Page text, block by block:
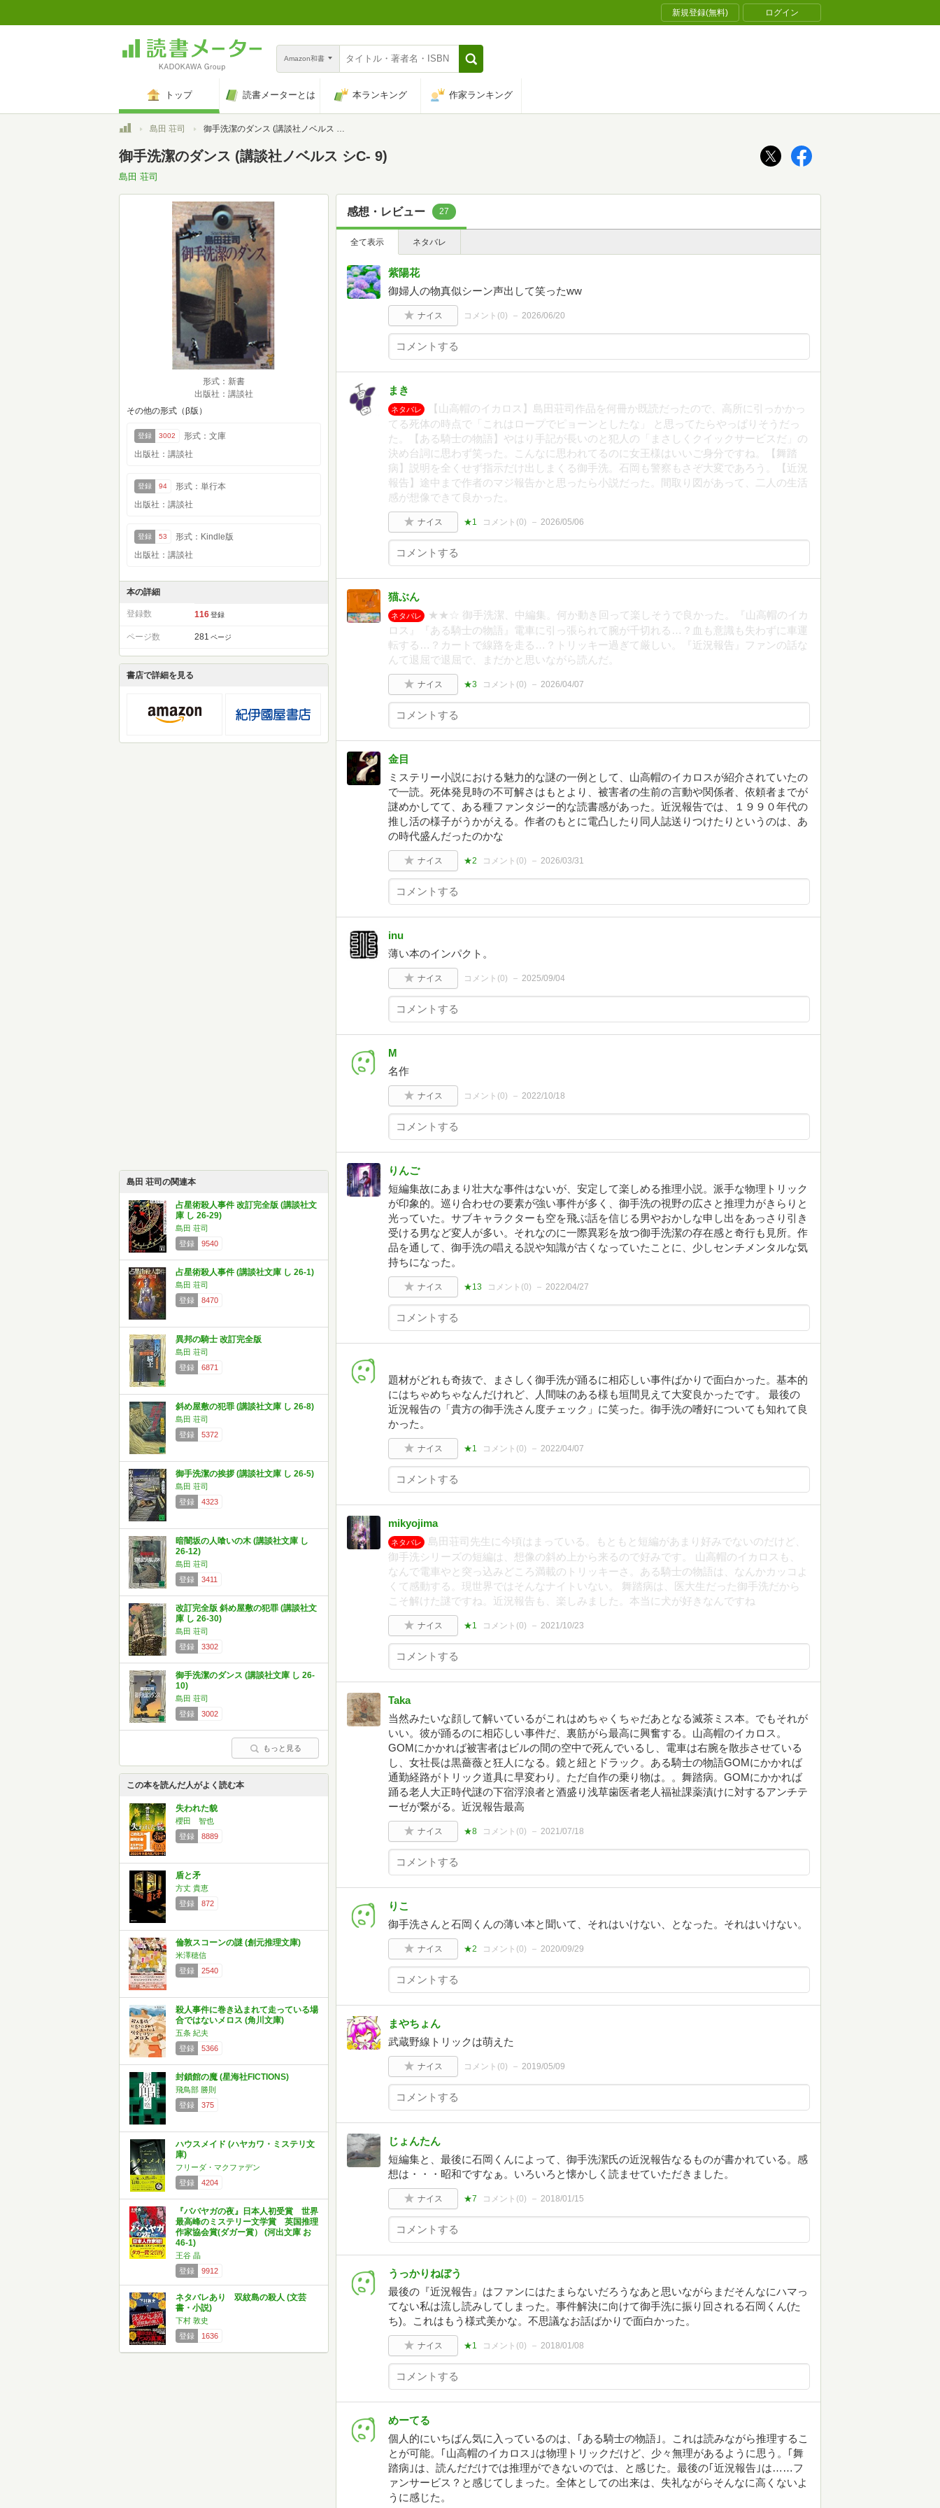
新規登録(無料) ログイン
Amazon和書
トップ 読書メーターとは 本ランキング 作家ランキング
トップ島田 荘司 御手洗潔のダンス (講談社ノベルス シC- 9)
御手洗潔のダンス (講談社ノベルス シC- 9)
島田 荘司
形式：新書
出版社：講談社
その他の形式（β版）
登録 3002
形式：文庫
出版社：講談社
登録 94
形式：単行本
出版社：講談社
登録 53
形式：Kindle版
出版社：講談社
本の詳細
登録数 116 登録
ページ数 281 ページ
書店で詳細を見る
島田 荘司の関連本
占星術殺人事件 改訂完全版 (講談社文
庫 し 26-29)
島田 荘司
登録
9540
占星術殺人事件 (講談社文庫 し 26-1)
島田 荘司
登録
8470
異邦の騎士 改訂完全版
島田 荘司
登録
6871
斜め屋敷の犯罪 (講談社文庫 し 26-8)
島田 荘司
登録
5372
御手洗潔の挨拶 (講談社文庫 し 26-5)
島田 荘司
登録
4323
暗闇坂の人喰いの木 (講談社文庫 し
26-12)
島田 荘司
登録
3411
改訂完全版 斜め屋敷の犯罪 (講談社文
庫 し 26-30)
島田 荘司
登録
3302
御手洗潔のダンス (講談社文庫 し 26-
10)
島田 荘司
登録
3002
もっと見る
この本を読んだ人がよく読む本
失われた貌
櫻田 智也
登録
8889
盾と矛
方丈 貴恵
登録
872
倫敦スコーンの謎 (創元推理文庫)
米澤穂信
登録
2540
殺人事件に巻き込まれて走っている場
合ではないメロス (角川文庫)
五条 紀夫
登録
5366
封鎖館の魔 (星海社FICTIONS)
飛鳥部 勝則
登録
375
ハウスメイド (ハヤカワ・ミステリ文
庫)
フリーダ・マクファデン
登録
4204
『ババヤガの夜』日本人初受賞 世界
最高峰のミステリー文学賞 英国推理
作家協会賞(ダガー賞） (河出文庫 お
46-1)
王谷 晶
登録
9912
ネタバレあり 双紋島の殺人 (文芸
書・小説)
下村 敦史
登録
1636
感想・レビュー 27
全て表示 ネタバレ
紫陽花
御婦人の物真似シーン声出して笑ったww
ナイス コメント(0) 2026/06/20
まき
ネタバレ
【山高帽のイカロス】島田荘司作品を何冊か既読だったので、高所に引っかかっ
てる死体の時点で「これはロープでピョーンとしたな」 と思ってたらやっぱりそうだっ
た。【ある騎士の物語】やはり手記が長いのと犯人の「まさしくクイックサービスだ」の
決め台詞に思わず笑った。こんなに思われてるのに女王様はいいご身分ですね。【舞踏
病】説明を全くせず指示だけ出しまくる御手洗。石岡も警察もさぞ大変であろう。【近況
報告】途中まで作者のマジ報告かと思ったら小説だった。間取り図があって、二人の生活
感が想像できて良かった。
ナイス ★1 コメント(0) 2026/05/06
猫ぶん
ネタバレ
★★☆ 御手洗潔、中編集。何か動き回って楽しそうで良かった。『山高帽のイカ
ロス』『ある騎士の物語』電車に引っ張られて腕が千切れる…？血も意識も失わずに車運
転する…？カートで線路を走る…？トリッキー過ぎて厳しい。『近況報告』ファンの話な
んて退屈で退屈で、まだかと思いながら読んだ。
ナイス ★3 コメント(0) 2026/04/07
金目
ミステリー小説における魅力的な謎の一例として、山高帽のイカロスが紹介されていたの
で一読。死体発見時の不可解さはもとより、被害者の生前の言動や関係者、依頼者までが
謎めかしてて、ある種ファンタジー的な読書感があった。近況報告では、１９９０年代の
推し活の様子がうかがえる。作者のもとに電凸したり同人誌送りつけたりというのは、あ
の時代盛んだったのかな
ナイス ★2 コメント(0) 2026/03/31
inu
薄い本のインパクト。
ナイス コメント(0) 2025/09/04
M
名作
ナイス コメント(0) 2022/10/18
りんご
短編集故にあまり壮大な事件はないが、安定して楽しめる推理小説。派手な物理トリック
が印象的。巡り合わせの要素が強い事件が多く、御手洗の視野の広さと推理力がきらりと
光っていた。サブキャラクターも空を飛ぶ話を信じる男やおかしな申し出をあっさり引き
受ける男など変人が多い。それなのに一際異彩を放つ御手洗潔の存在感と奇行も見所。作
品を通して、御手洗の唱える説や知識が古くなっていたことに、少しセンチメンタルな気
持ちになった。
ナイス ★13 コメント(0) 2022/04/27
題材がどれも奇抜で、まさしく御手洗が踊るに相応しい事件ばかりで面白かった。基本的
にはちゃめちゃなんだけれど、人間味のある様も垣間見えて大変良かったです。 最後の
近況報告の「貴方の御手洗さん度チェック」に笑った。御手洗の嗜好についても知れて良
かった。
ナイス ★1 コメント(0) 2022/04/07
mikyojima
ネタバレ
島田荘司先生に今頃はまっている。もともと短編があまり好みでないのだけど、
御手洗シリーズの短編は、想像の斜め上から来るので好みです。 山高帽のイカロスも、
なんで電車やと突っ込みどころ満載のトリッキーさ。ある騎士の物語は、なんかカッコよ
くて感動する。現世界ではそんなナイトいない。 舞踏病は、医大生だった御手洗だから
こそ解けた謎ですね。近況報告も、楽しみました。本当に犬が好きなんですね
ナイス ★1 コメント(0) 2021/10/23
Taka
当然みたいな顔して解いているがこれはめちゃくちゃだあとなる滅茶ミス本。でもそれが
いい。彼が踊るのに相応しい事件だ、裏筋がら最高に興奮する。山高帽のイカロス。
GOMにかかれば被害者はビルの間の空中で死んでいるし、電車は右腕を散歩させている
し、女社長は黒薔薇と狂人になる。鏡と紐とドラック。ある騎士の物語GOMにかかれば
通勤経路がトリック道具に早変わり。ただ自作の乗り物は。。舞踏病。GOMにかかれば
踊る老人大正時代謎の下宿浮浪者と酒盛り浅草歯医者老人福祉課薬漬けに対するアンチテ
ーゼが繋がる。近況報告最高
ナイス ★8 コメント(0) 2021/07/18
りこ
御手洗さんと石岡くんの薄い本と聞いて、それはいけない、となった。それはいけない。
ナイス ★2 コメント(0) 2020/09/29
まやちょん
武蔵野線トリックは萌えた
ナイス コメント(0) 2019/05/09
じょんたん
短編集と、最後に石岡くんによって、御手洗潔氏の近況報告なるものが書かれている。感
想は・・・昭和ですなぁ。いろいろと懐かしく読ませていただきました。
ナイス ★7 コメント(0) 2018/01/15
うっかりねぼう
最後の『近況報告』はファンにはたまらないだろうなあと思いながらまだそんなにハマっ
てない私は流し読みしてしまった。事件解決に向けて御手洗に振り回される石岡くん(た
ち)。これはもう様式美かな。不思議なお話ばかりで面白かった。
ナイス ★1 コメント(0) 2018/01/08
めーてる
個人的にいちばん気に入っているのは、｢ある騎士の物語｣。これは読みながら推理するこ
とが可能。｢山高帽のイカロス｣は物理トリックだけど、少々無理があるように思う。｢舞
踏病｣は、読んだだけでは推理ができないのでは、と感じた。最後の｢近況報告｣は……フ
ァンサービス？と感じてしまった。全体としての出来は、失礼ながらそんなに高くないよ
うに感じた。